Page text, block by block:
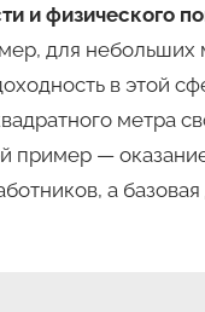
и физического
для небольших
в этой
метра
пример —
а